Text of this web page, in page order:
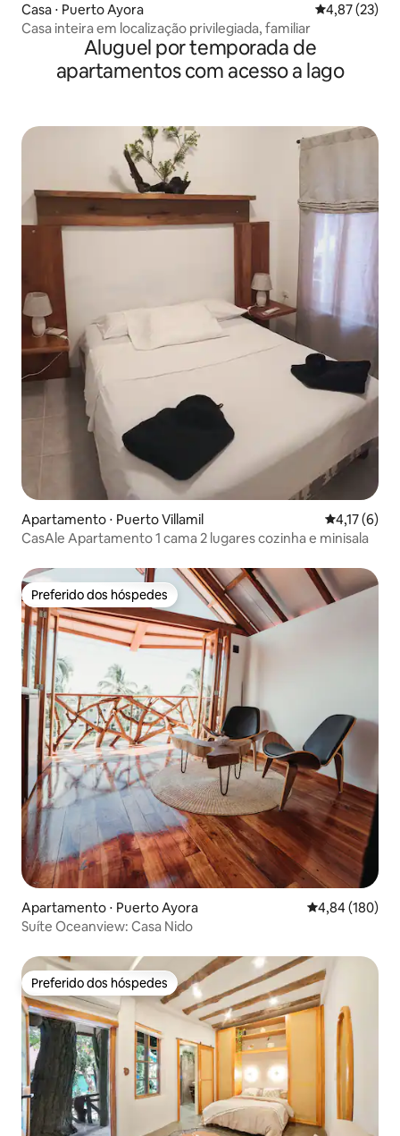
Casa ⋅ Puerto Ayora 4,87 de uma
4,87 (23)
Casa inteira em localização privilegiada, familiar
Aluguel por temporada de
apartamentos com acesso a lago
Apartamento ⋅ Puerto Villamil 4,17 de
4,17 (6)
CasAle Apartamento 1 cama 2 lugares cozinha e minisala
Preferido dos hóspedes
Preferido dos hóspedes
Apartamento ⋅ Puerto Ayora 4,84 de uma
4,84 (180)
Suíte Oceanview: Casa Nido
Preferido dos hóspedes
Preferido dos hóspedes